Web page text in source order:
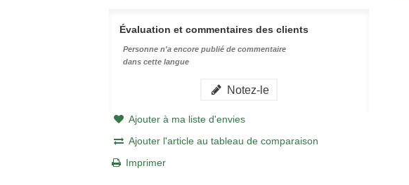
Évaluation et commentaires des clients
Personne n'a encore publié de commentaire
dans cette langue
Notez-le
Ajouter à ma liste d'envies
Ajouter l'article au tableau de comparaison
Imprimer